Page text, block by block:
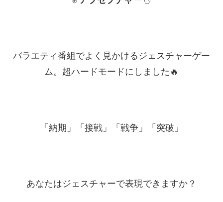
バラエティ番組でよく見かけるジェスチャーゲー
ム。超ハードモードにしました🔥
「納期」「接戦」「戦争」「突破」
あなたはジェスチャーで表現できますか？